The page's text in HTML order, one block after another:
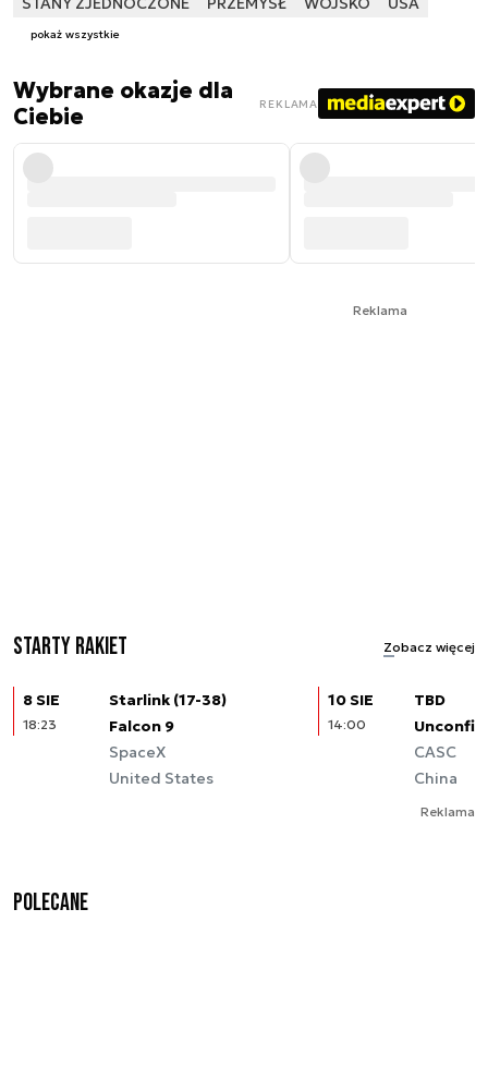
pokaż wszystkie
Wybrane okazje dla
Ciebie
REKLAMA
Reklama
Starty rakiet Zobacz więcej
8 SIE
18:23
Starlink (17-38)
Falcon 9
SpaceX
United States
10 SIE
14:00
TBD
CASC
China
Reklama
Polecane